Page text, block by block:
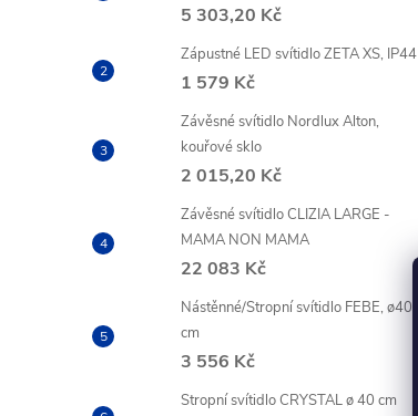
5 303,20 Kč
Zápustné LED svítidlo ZETA XS, IP44
1 579 Kč
Závěsné svítidlo Nordlux Alton,
kouřové sklo
2 015,20 Kč
Závěsné svítidlo CLIZIA LARGE -
MAMA NON MAMA
22 083 Kč
Nástěnné/Stropní svítidlo FEBE, ø40
cm
3 556 Kč
Stropní svítidlo CRYSTAL ø 40 cm